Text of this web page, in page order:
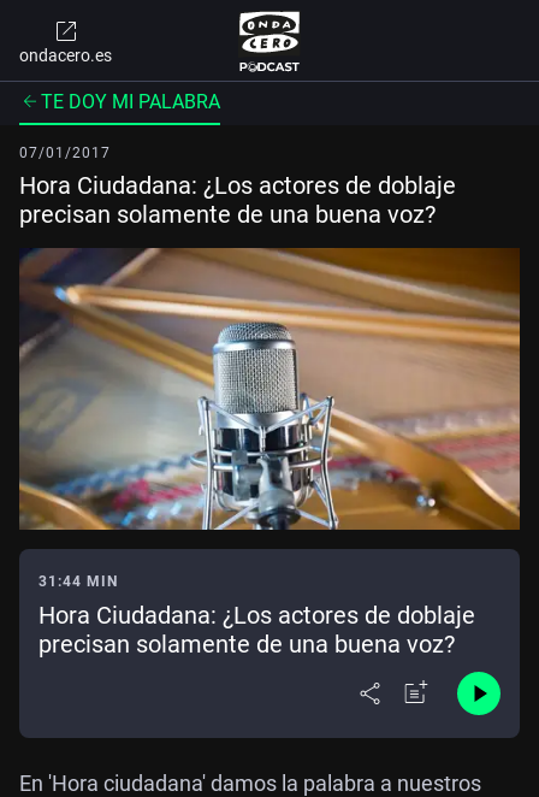
ondacero.es
TE DOY MI PALABRA
07/01/2017
Hora Ciudadana: ¿Los actores de doblaje
precisan solamente de una buena voz?
31:44 MIN
Hora Ciudadana: ¿Los actores de doblaje
precisan solamente de una buena voz?
En 'Hora ciudadana' damos la palabra a nuestros